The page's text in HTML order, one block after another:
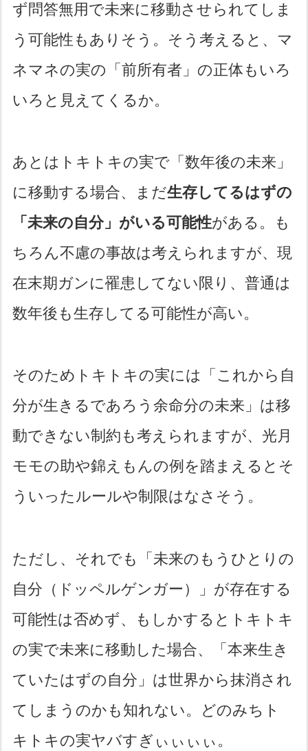
ず問答無用で未来に移動させられてしま
う可能性もありそう。そう考えると、マ
ネマネの実の「前所有者」の正体もいろ
いろと見えてくるか。
あとはトキトキの実で「数年後の未来」
に移動する場合、まだ生存してるはずの
「未来の自分」がいる可能性がある。も
ちろん不慮の事故は考えられますが、現
在末期ガンに罹患してない限り、普通は
数年後も生存してる可能性が高い。
そのためトキトキの実には「これから自
分が生きるであろう余命分の未来」は移
動できない制約も考えられますが、光月
モモの助や錦えもんの例を踏まえるとそ
ういったルールや制限はなさそう。
ただし、それでも「未来のもうひとりの
自分（ドッペルゲンガー）」が存在する
可能性は否めず、もしかするとトキトキ
の実で未来に移動した場合、「本来生き
ていたはずの自分」は世界から抹消され
てしまうのかも知れない。どのみちト
キトキの実ヤバすぎぃぃぃぃ。